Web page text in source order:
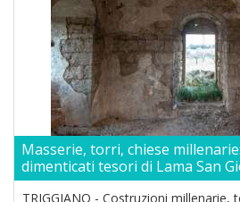
Masserie, torri, chiese
dimenticati tesori di Lama San
TRIGGIANO - Costruzioni millenarie,